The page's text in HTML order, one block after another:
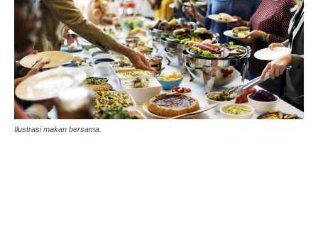
Ilustrasi makan bersama.